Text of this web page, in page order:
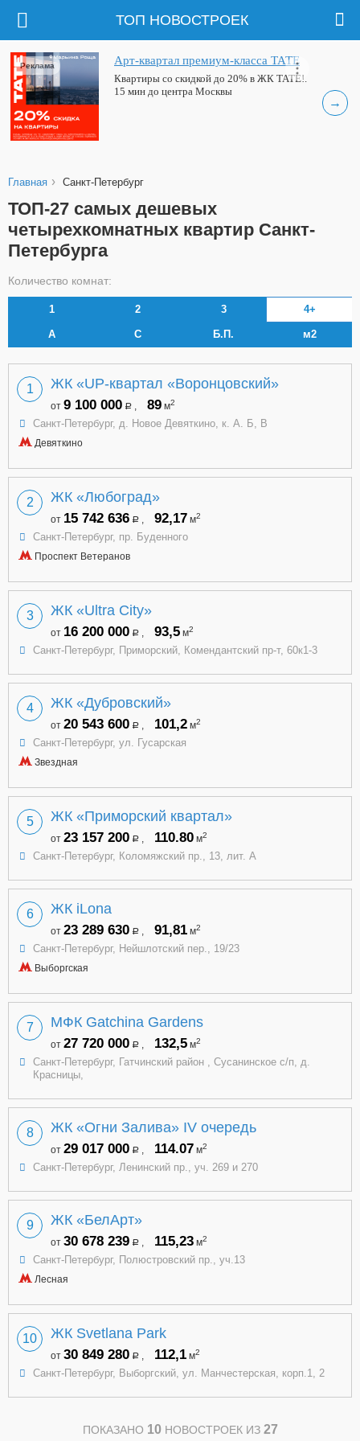
ТОП НОВОСТРОЕК
→
Арт-квартал премиум-класса ТАТЕ
Квартиры со скидкой до 20% в ЖК ТАТЕ!.
15 мин до центра Москвы
Реклама
Главная › Санкт-Петербург
ТОП-27 самых дешевых
четырехкомнатных квартир Санкт-
Петербурга
Количество комнат:
1 2 3 4+
А С Б.П. м2
1 ЖК «UP-квартал «Воронцовский»
от 9 100 000 a , 89 м2
Санкт-Петербург, д. Новое Девяткино, к. А. Б, В
Девяткино
2 ЖК «Любоград»
от 15 742 636 a , 92,17 м2
Санкт-Петербург, пр. Буденного
Проспект Ветеранов
3 ЖК «Ultra City»
от 16 200 000 a , 93,5 м2
Санкт-Петербург, Приморский, Комендантский пр-т, 60к1-3
4 ЖК «Дубровский»
от 20 543 600 a , 101,2 м2
Санкт-Петербург, ул. Гусарская
Звездная
5 ЖК «Приморский квартал»
от 23 157 200 a , 110.80 м2
Санкт-Петербург, Коломяжский пр., 13, лит. А
6 ЖК iLona
от 23 289 630 a , 91,81 м2
Санкт-Петербург, Нейшлотский пер., 19/23
Выборгская
7 МФК Gatchina Gardens
от 27 720 000 a , 132,5 м2
Санкт-Петербург, Гатчинский район , Сусанинское с/п, д.
Красницы,
8 ЖК «Огни Залива» IV очередь
от 29 017 000 a , 114.07 м2
Санкт-Петербург, Ленинский пр., уч. 269 и 270
9 ЖК «БелАрт»
от 30 678 239 a , 115,23 м2
Санкт-Петербург, Полюстровский пр., уч.13
Лесная
10 ЖК Svetlana Park
от 30 849 280 a , 112,1 м2
Санкт-Петербург, Выборгский, ул. Манчестерская, корп.1, 2
ПОКАЗАНО 10 НОВОСТРОЕК ИЗ 27